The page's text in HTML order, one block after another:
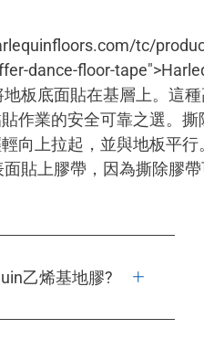
tc/
dance-floor-
板底面貼在基層上。這
作業的安全可靠之選。撕
向上拉起，並與地板平行
面貼上膠帶，因為撕除膠
乙烯基地膠?